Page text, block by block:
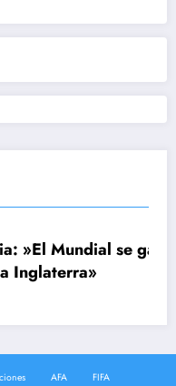
se ganó cuando
AFA FIFA